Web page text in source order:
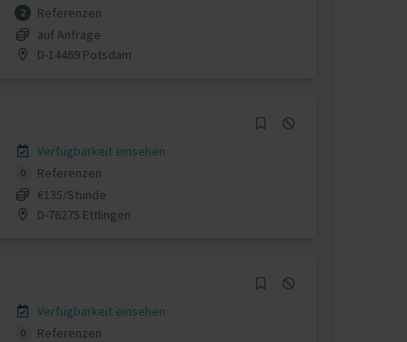
2
Referenzen
auf Anfrage
D-14469 Potsdam
Verfügbarkeit einsehen
0
Referenzen
€135/Stunde
D-76275 Ettlingen
Verfügbarkeit einsehen
0
Referenzen